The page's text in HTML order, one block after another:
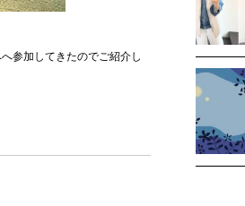
参加してきたのでご紹介し